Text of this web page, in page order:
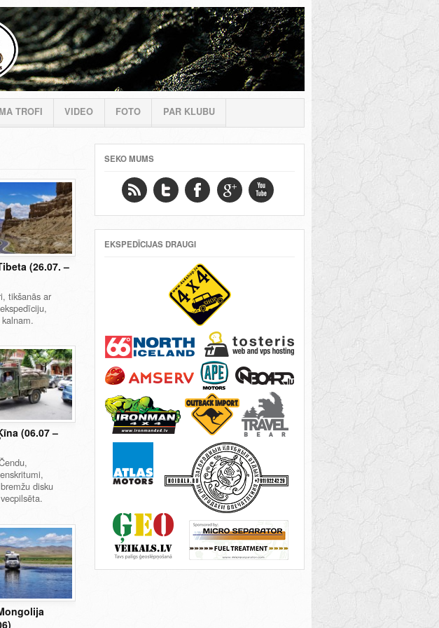
TROFI VIDEO FOTO PAR KLUBU
(26.07. –
tikšanās ar
(06.07 –
disku
SEKO MUMS
EKSPEDĪCIJAS DRAUGI